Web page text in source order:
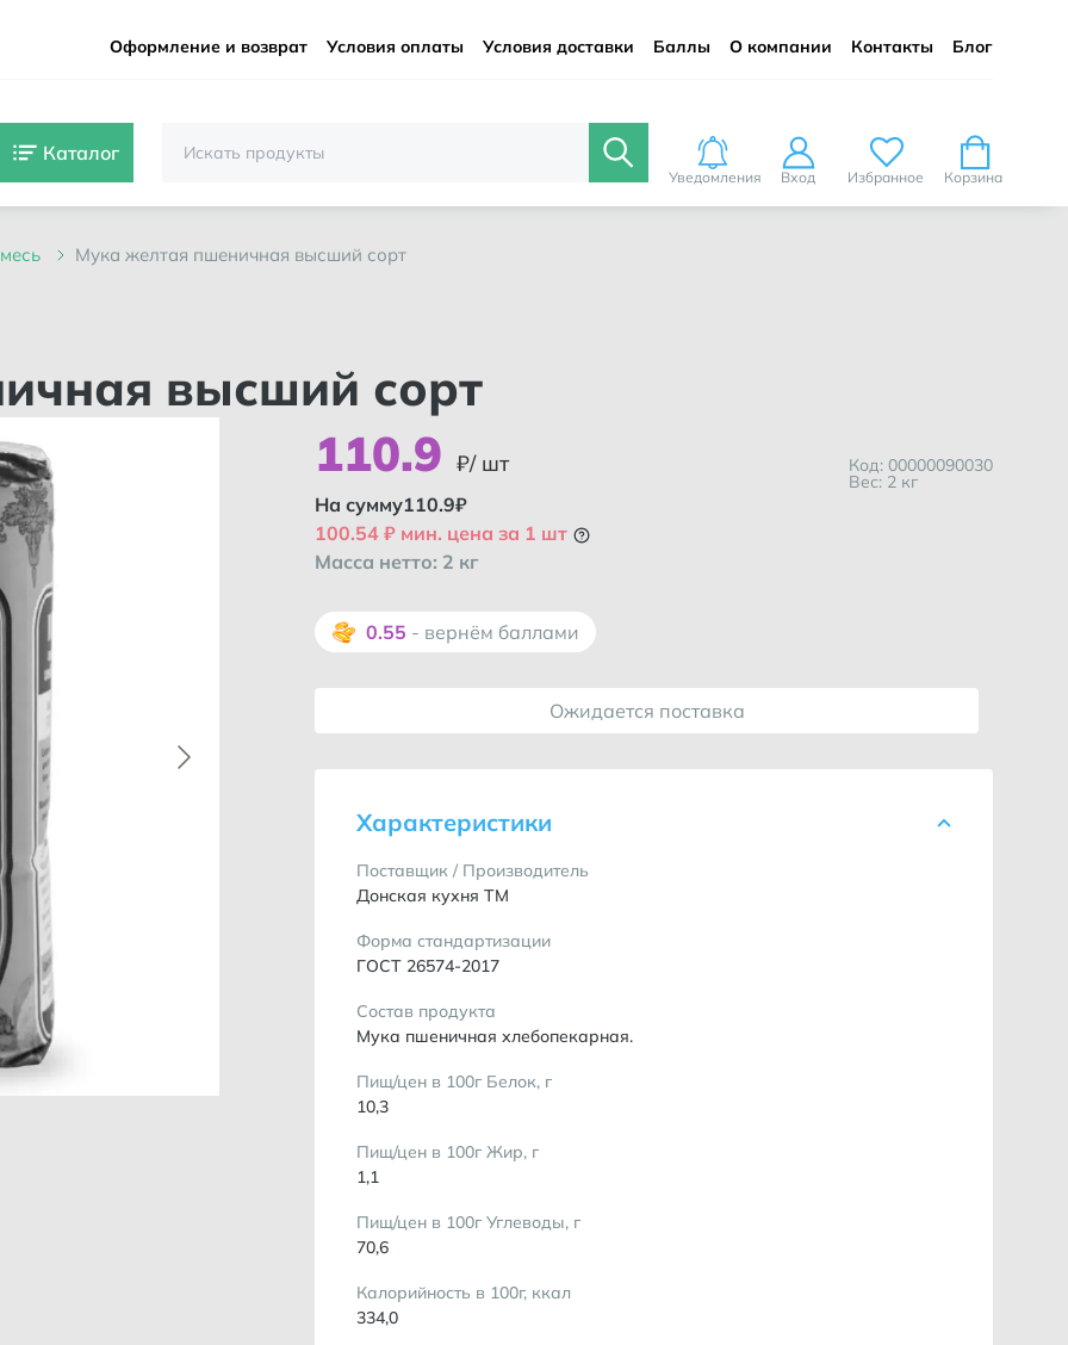
Оформление и возврат Условия оплаты Условия доставки Баллы О компании Контакты Блог
Каталог
Уведомления Вход Избранное Корзина
мука желтая пшеничная высший сорт
высший сорт
110.9 ₽/ шт Код: 00000090030
Вес: 2 кг
На сумму110.9₽
100.54 ₽ мин. цена за 1 шт
Масса нетто: 2 кг
0.55 - вернём баллами
Ожидается поставка
Характеристики
Поставщик / Производитель
Донская кухня ТМ
Форма стандартизации
ГОСТ 26574-2017
Состав продукта
Мука пшеничная хлебопекарная.
Пищ/цен в 100г Белок, г
10,3
Пищ/цен в 100г Жир, г
1,1
Пищ/цен в 100г Углеводы, г
70,6
Калорийность в 100г, ккал
334,0